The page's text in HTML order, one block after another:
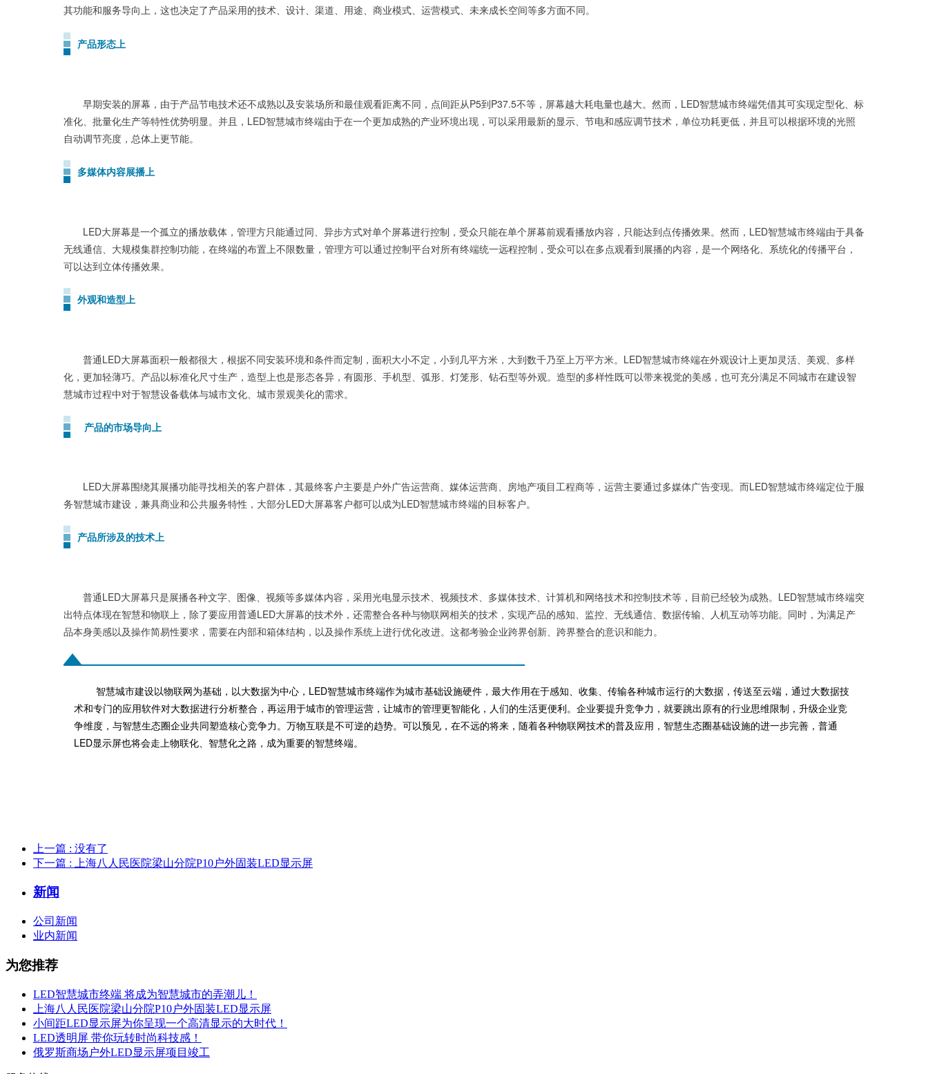
其功能和服务导向上，这也决定了产品采用的技术、设计、渠道、用途、商业模式、运营模式、未来成长空间等多方面不同。
产品形态上
早期安装的屏幕，由于产品节电技术还不成熟以及安装场所和最佳观看距离不同，点间距从P5到P37.5不等，屏幕越大耗电量也越大。然而，LED智慧城市终端凭借其可实现定型化、标
准化、批量化生产等特性优势明显。并且，LED智慧城市终端由于在一个更加成熟的产业环境出现，可以采用最新的显示、节电和感应调节技术，单位功耗更低，并且可以根据环境的光照
自动调节亮度，总体上更节能。
多媒体内容展播上
LED大屏幕是一个孤立的播放载体，管理方只能通过同、异步方式对单个屏幕进行控制，受众只能在单个屏幕前观看播放内容，只能达到点传播效果。然而，LED智慧城市终端由于具备
无线通信、大规模集群控制功能，在终端的布置上不限数量，管理方可以通过控制平台对所有终端统一远程控制，受众可以在多点观看到展播的内容，是一个网络化、系统化的传播平台，
可以达到立体传播效果。
外观和造型上
普通LED大屏幕面积一般都很大，根据不同安装环境和条件而定制，面积大小不定，小到几平方米，大到数千乃至上万平方米。LED智慧城市终端在外观设计上更加灵活、美观、多样
化，更加轻薄巧。产品以标准化尺寸生产，造型上也是形态各异，有圆形、手机型、弧形、灯笼形、钻石型等外观。造型的多样性既可以带来视觉的美感，也可充分满足不同城市在建设智
慧城市过程中对于智慧设备载体与城市文化、城市景观美化的需求。
产品的市场导向上
LED大屏幕围绕其展播功能寻找相关的客户群体，其最终客户主要是户外广告运营商、媒体运营商、房地产项目工程商等，运营主要通过多媒体广告变现。而LED智慧城市终端定位于服
务智慧城市建设，兼具商业和公共服务特性，大部分LED大屏幕客户都可以成为LED智慧城市终端的目标客户。
产品所涉及的技术上
普通LED大屏幕只是展播各种文字、图像、视频等多媒体内容，采用光电显示技术、视频技术、多媒体技术、计算机和网络技术和控制技术等，目前已经较为成熟。LED智慧城市终端突
出特点体现在智慧和物联上，除了要应用普通LED大屏幕的技术外，还需整合各种与物联网相关的技术，实现产品的感知、监控、无线通信、数据传输、人机互动等功能。同时，为满足产
品本身美感以及操作简易性要求，需要在内部和箱体结构，以及操作系统上进行优化改进。这都考验企业跨界创新、跨界整合的意识和能力。
智慧城市建设以物联网为基础，以大数据为中心，LED智慧城市终端作为城市基础设施硬件，最大作用在于感知、收集、传输各种城市运行的大数据，传送至云端，通过大数据技
术和专门的应用软件对大数据进行分析整合，再运用于城市的管理运营，让城市的管理更智能化，人们的生活更便利。企业要提升竞争力，就要跳出原有的行业思维限制，升级企业竞
争维度，与智慧生态圈企业共同塑造核心竞争力。万物互联是不可逆的趋势。可以预见，在不远的将来，随着各种物联网技术的普及应用，智慧生态圈基础设施的进一步完善，普通
LED显示屏也将会走上物联化、智慧化之路，成为重要的智慧终端。
上一篇 : 没有了
下一篇 : 上海八人民医院梁山分院P10户外固装LED显示屏
新闻
公司新闻
业内新闻
为您推荐
LED智慧城市终端 将成为智慧城市的弄潮儿！
上海八人民医院梁山分院P10户外固装LED显示屏
小间距LED显示屏为你呈现一个高清显示的大时代！
LED透明屏 带你玩转时尚科技感！
俄罗斯商场户外LED显示屏项目竣工